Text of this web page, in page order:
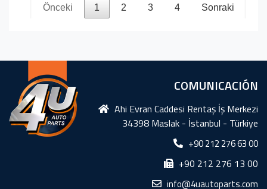
Önceki 1 2 3 4 Sonraki
COMUNICACIÓN
Ahi Evran Caddesi Rentaş İş Merkezi
34398 Maslak - İstanbul - Türkiye
+90 212 276 63 00
+90 212 276 13 00
info@4uautoparts.com